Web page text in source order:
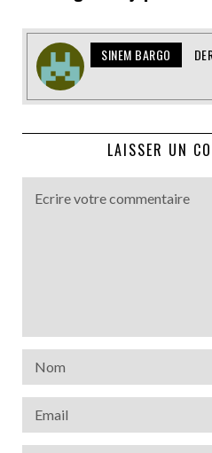
SINEM BARGO
LAISSER UN